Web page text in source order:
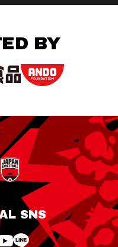
BY
SNS